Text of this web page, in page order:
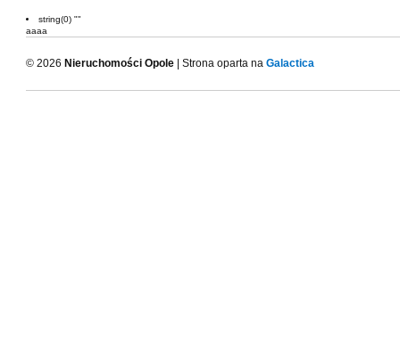
string(0) ""
aaaa
© 2026 Nieruchomości Opole | Strona oparta na Galactica